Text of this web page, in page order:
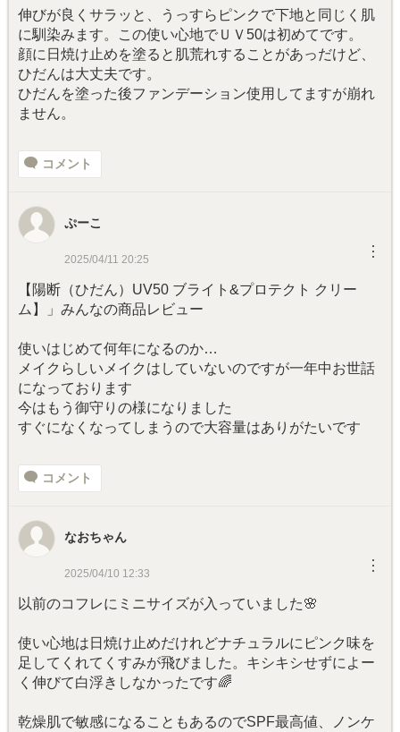
伸びが良くサラッと、うっすらピンクで下地と同じく肌
に馴染みます。この使い心地でＵＶ50は初めてです。
顔に日焼け止めを塗ると肌荒れすることがあっだけど、
ひだんは大丈夫です。
ひだんを塗った後ファンデーション使用してますが崩れ
ません。
コメント
ぷーこ
2025/04/11 20:25 ︙
【陽断（ひだん）UV50 ブライト&プロテクト クリー
ム】」みんなの商品レビュー
使いはじめて何年になるのか…
メイクらしいメイクはしていないのですが一年中お世話
になっております
今はもう御守りの様になりました
すぐになくなってしまうので大容量はありがたいです
コメント
なおちゃん
2025/04/10 12:33 ︙
以前のコフレにミニサイズが入っていました🌸
使い心地は日焼け止めだけれどナチュラルにピンク味を
足してくれてくすみが飛びました。キシキシせずによー
く伸びて白浮きしなかったです🌈
乾燥肌で敏感になることもあるのでSPF最高値、ノンケ